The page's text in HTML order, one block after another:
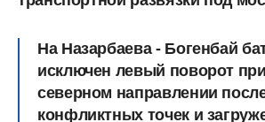
На Назарбаева - Богенбай
исключен левый поворот
северном направлении
конфликтных точек и